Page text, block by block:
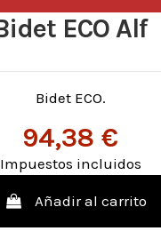
ECO Alf
Bidet ECO.
94,38 €
Impuestos incluidos
Añadir al carrito